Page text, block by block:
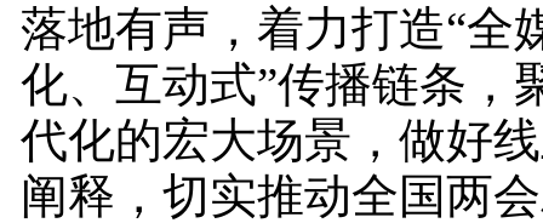
落地有声，着力打造“全
化、互动式”传播链条，
代化的宏大场景，做好
阐释，切实推动全国两